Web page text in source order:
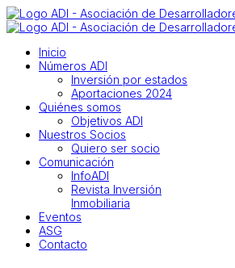
Inicio
Números ADI
Inversión por estados
Aportaciones 2024
Quiénes somos
Objetivos ADI
Nuestros Socios
Quiero ser socio
Comunicación
InfoADI
Revista Inversión
Inmobiliaria
Eventos
ASG
Contacto